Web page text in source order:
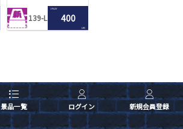
景品一覧 ログイン 新規会員登録
139-L
1 PLAY
400
LRC